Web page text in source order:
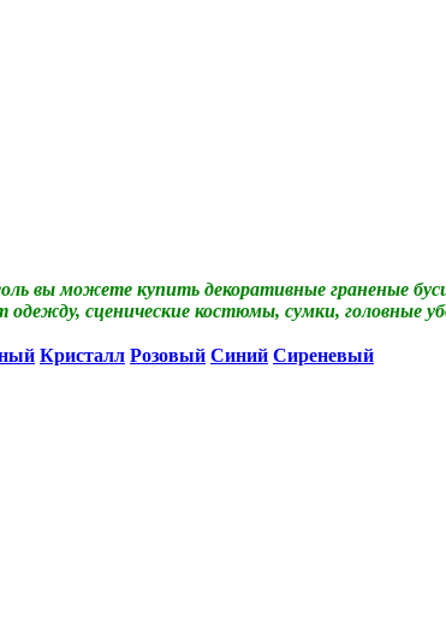
вы можете купить декоративные граненые
сценические костюмы, сумки, головные
Кристалл Розовый Синий Сиреневый